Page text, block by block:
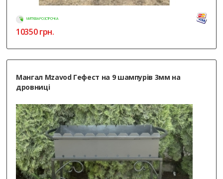
МИТТЄВА РОЗСТРОЧКА
10350грн.
Мангал Mzavod Гефест на 9 шампурів 3мм на
дровниці